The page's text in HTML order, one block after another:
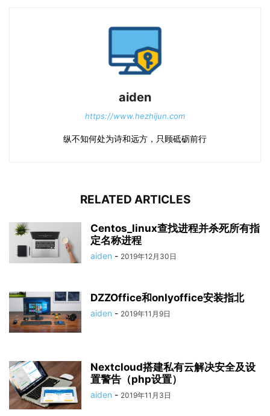
aiden
https://www.hezhijun.com
纵不知何处为诗和远方，只顾砥砺前行
RELATED ARTICLES
Centos_linux查找进程并杀死所有指
定名称进程
aiden - 2019年12月30日
DZZOffice和onlyoffice安装指北
aiden - 2019年11月9日
Nextcloud搭建私有云解决安全及设
置警告（php设置）
aiden - 2019年11月3日